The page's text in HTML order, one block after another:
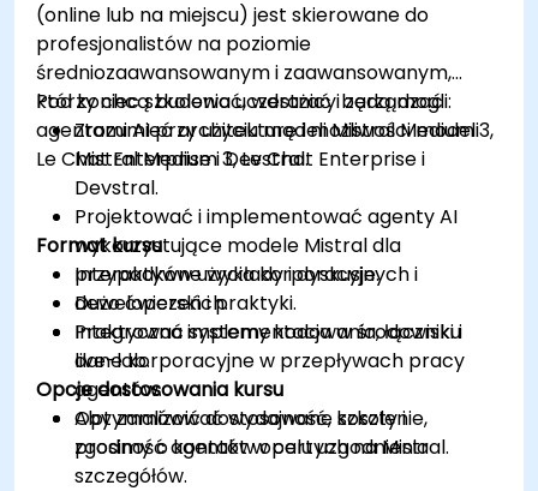
(online lub na miejscu) jest skierowane do
profesjonalistów na poziomie
średniozaawansowanym i zaawansowanym,
którzy chcą budować, wdrażać i zarządzać
agentami AI przy użyciu modeli Mistral Medium 3,
Le Chat Enterprise i Devstral.
Pod koniec szkolenia uczestnicy będą mogli:
Zrozumieć architekturę i możliwości modeli
Mistral Medium 3, Le Chat Enterprise i
Devstral.
Projektować i implementować agenty AI
wykorzystujące modele Mistral dla
przypadków użycia korporacyjnych i
deweloperskich.
Integrować systemy kodowania, łączniki i
dane korporacyjne w przepływach pracy
agentów.
Optymalizować wydajność, koszty i
zgodność agentów opartych na Mistral.
Format kursu
Interaktywne wykłady i dyskusje.
Dużo ćwiczeń i praktyki.
Praktyczna implementacja w środowisku
live-lab.
Opcje dostosowania kursu
Aby zamówić dostosowane szkolenie,
prosimy o kontakt w celu uzgodnienia
szczegółów.